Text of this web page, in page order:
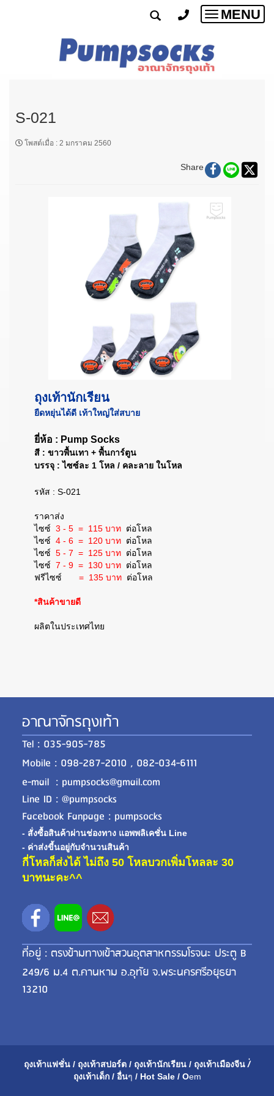
Toggle
MENU
S-021
โพสต์เมื่อ : 2 มกราคม 2560
Share
ถุงเท้านักเรียน
ยืดหยุ่นได้ดี เท้าใหญ่ใส่สบาย
ยี่ห้อ : Pump Socks
สี : ขาวพื้นเทา + พื้นการ์ตูน
บรรจุ : ไซซ์ละ 1 โหล / คละลาย ในโหล
รหัส : S-021
ราคาส่ง
ไซซ์ 3 - 5 = 115 บาท ต่อโหล
ไซซ์ 4 - 6 = 120 บาท ต่อโหล
ไซซ์ 5 - 7 = 125 บาท ต่อโหล
ไซซ์ 7 - 9 = 130 บาท ต่อโหล
ฟรีไซซ์ = 135 บาท ต่อโหล
*สินค้าขายดี
ผลิตในประเทศไทย
อาณาจักรถุงเท้า
Tel : 035-905-785
Mobile : 098-287-2010 , 082-034-6111
e-mail : pumpsocks@gmail.com
Line ID : @pumpsocks
Facebook Fanpage : pumpsocks
- สั่งซื้อสินค้าผ่านช่องทาง แอพพลิเคชั่น Line
- ค่าส่งขี้นอยู่กับจำนวนสินค้า
กี่โหลก็ส่งได้ ไม่ถึง 50 โหลบวกเพิ่มโหลละ 30
บาทนะคะ^^
ที่อยู่ : ตรงข้ามทางเข้าสวนอุตสาหกรรมโรจนะ ประตู B
249/6 ม.4 ต.คานหาม อ.อุทัย จ.พระนครศรีอยุธยา
13210
ถุงเท้าแฟชั่น / ถุงเท้าสปอร์ต / ถุงเท้านักเรียน / ถุงเท้าเมืองจีน /่
ถุงเท้าเด็ก / อื่นๆ / Hot Sale / Oem